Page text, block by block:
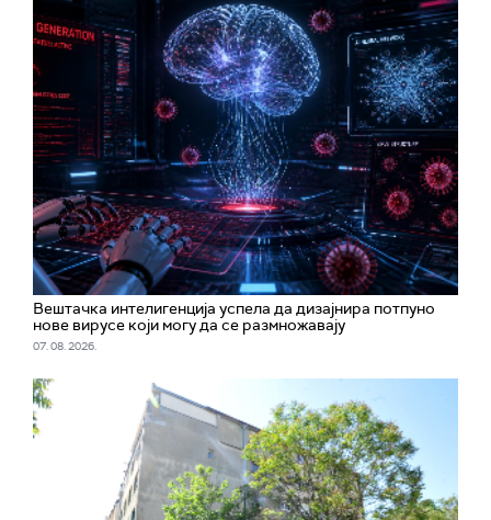
Вештачка интелигенција успела да дизајнира потпуно
нове вирусе који могу да се размножавају
07. 08. 2026.